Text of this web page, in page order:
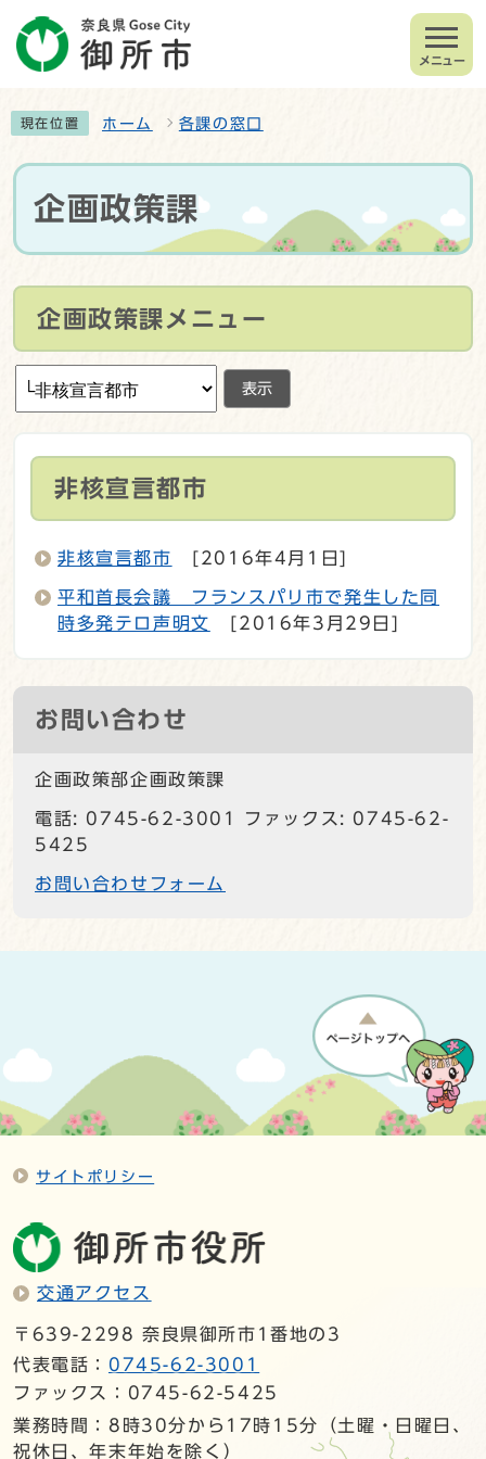
メニュー
現在位置 ホーム 各課の窓口
企画政策課
企画政策課メニュー
表示
非核宣言都市
非核宣言都市 [2016年4月1日]
平和首長会議 フランスパリ市で発生した同
時多発テロ声明文
[2016年3月29日]
お問い合わせ
企画政策部企画政策課
電話: 0745-62-3001 ファックス: 0745-62-
5425
お問い合わせフォーム
サイトポリシー
交通アクセス
〒639-2298 奈良県御所市1番地の3
代表電話： 0745-62-3001
ファックス：0745-62-5425
業務時間：8時30分から17時15分（土曜・日曜日、
祝休日、年末年始を除く）